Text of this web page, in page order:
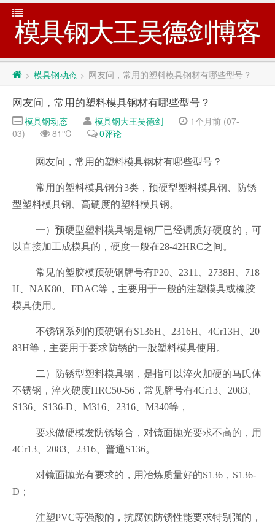
模具钢大王吴德剑博客
> 模具钢动态 > 网友问，常用的塑料模具钢材有哪些型号？
网友问，常用的塑料模具钢材有哪些型号？
模具钢动态 模具钢大王吴德剑
1个月前 (07-
03)
81℃ 0评论
网友问，常用的塑料模具钢材有哪些型号？
常用的塑料模具钢分3类，预硬型塑料模具钢、防锈
型塑料模具钢、高硬度的塑料模具钢。
一）预硬型塑料模具钢是钢厂已经调质好硬度的，可
以直接加工成模具的，硬度一般在28-42HRC之间。
常见的塑胶模预硬钢牌号有P20、2311、2738H、718
H、NAK80、FDAC等，主要用于一般的注塑模具或橡胶
模具使用。
不锈钢系列的预硬钢有S136H、2316H、4Cr13H、20
83H等，主要用于要求防锈的一般塑料模具使用。
二）防锈型塑料模具钢，是指可以淬火加硬的马氏体
不锈钢，淬火硬度HRC50-56，常见牌号有4Cr13、2083、
S136、S136-D、M316、2316、M340等，
要求做硬模发防锈场合，对镜面抛光要求不高的，用
4Cr13、2083、2316、普通S136。
对镜面抛光有要求的，用冶炼质量好的S136，S136-
D；
注塑PVC等强酸的，抗腐蚀防锈性能要求特别强的，